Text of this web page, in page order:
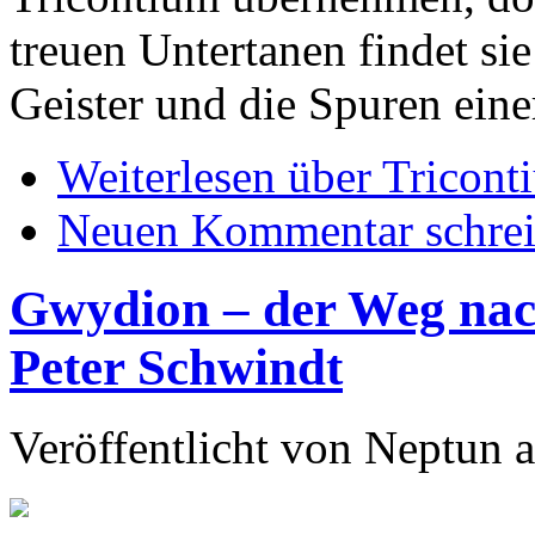
treuen Untertanen findet
Geister und die Spuren
Weiterlesen über
Neuen Kommentar
Gwydion – der Weg
Peter Schwindt
Veröffentlicht von Neptun